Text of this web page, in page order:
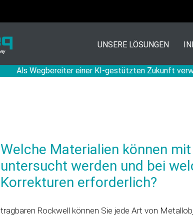
Als Wegbereiter einer KI-gestützten Zukunft
UNSERE LÖSUNGEN
Welche Materialien können
untersucht werden und bei
Korrekturen erforderlich?
tragbaren Rockwell können Sie jede Art von